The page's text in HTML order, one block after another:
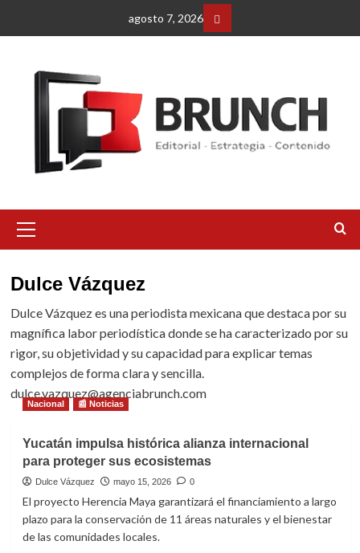
agosto 7, 2026
Facebbok
primario
Dulce Vázquez
Dulce Vázquez es una periodista mexicana que destaca por su
magnífica labor periodística donde se ha caracterizado por su
rigor, su objetividad y su capacidad para explicar temas
complejos de forma clara y sencilla.
dulce.vazquez@agenciabrunch.com
Nacional 📰 Noticias
Yucatán impulsa histórica alianza internacional
para proteger sus ecosistemas
Dulce Vázquez mayo 15, 2026 0
El proyecto Herencia Maya garantizará el financiamiento a largo
plazo para la conservación de 11 áreas naturales y el bienestar
de las comunidades locales.